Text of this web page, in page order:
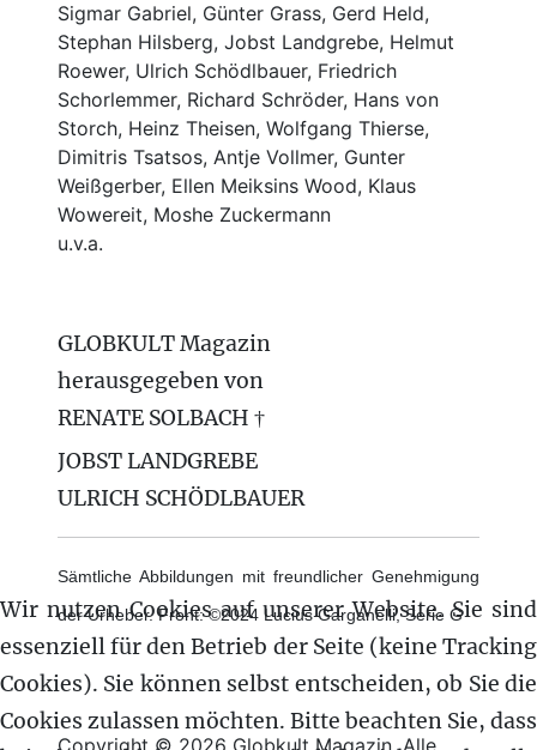
Sigmar Gabriel, Günter Grass, Gerd Held,
Stephan Hilsberg, Jobst Landgrebe, Helmut
Roewer, Ulrich Schödlbauer, Friedrich
Schorlemmer, Richard Schröder, Hans von
Storch, Heinz Theisen, Wolfgang Thierse,
Dimitris Tsatsos, Antje Vollmer, Gunter
Weißgerber, Ellen Meiksins Wood, Klaus
Wowereit, Moshe Zuckermann
u.v.a.
GLOBKULT Magazin
herausgegeben von
RENATE SOLBACH †
JOBST LANDGREBE
ULRICH SCHÖDLBAUER
Sämtliche Abbildungen mit freundlicher Genehmigung
der Urheber. Front: ©2024 Lucius Garganelli, Serie G
Wir nutzen Cookies auf unserer Website. Sie sind
essenziell für den Betrieb der Seite (keine Tracking
Cookies). Sie können selbst entscheiden, ob Sie die
Cookies zulassen möchten. Bitte beachten Sie, dass